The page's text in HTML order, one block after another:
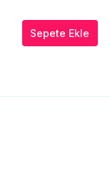
Sepete Ekle